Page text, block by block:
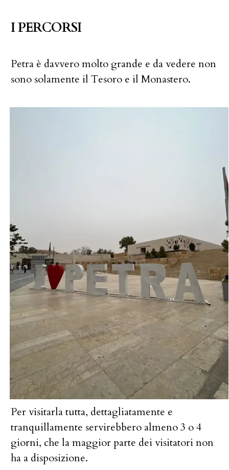
I PERCORSI
Petra è davvero molto grande e da vedere non
sono solamente il Tesoro e il Monastero.
Per visitarla tutta, dettagliatamente e
tranquillamente servirebbero almeno 3 o 4
giorni, che la maggior parte dei visitatori non
ha a disposizione.